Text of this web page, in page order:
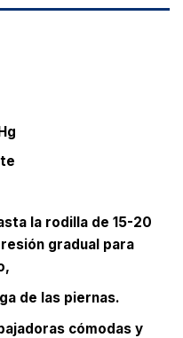
la rodilla de 15-20
gradual para
de las piernas.
cómodas y